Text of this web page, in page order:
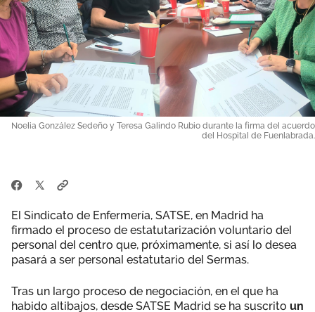
Vídeos
Noelia González Sedeño y Teresa Galindo Rubio durante la firma del acuerdo
del Hospital de Fuenlabrada.
El Sindicato de Enfermería, SATSE, en Madrid ha
firmado el proceso de estatutarización voluntario del
personal del centro que, próximamente, si así lo desea
pasará a ser personal estatutario del Sermas.
Tras un largo proceso de negociación, en el que ha
habido altibajos, desde SATSE Madrid se ha suscrito un